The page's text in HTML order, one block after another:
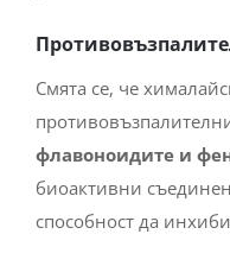
Смята се, че
флавоноидите и
биоактивни
способност да